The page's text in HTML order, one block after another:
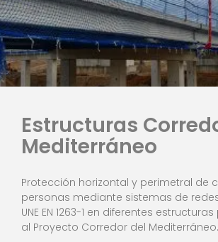
Estructuras
Mediterráneo
Protección horizontal y perimetral de
personas mediante sistemas de
UNE EN 1263-1 en diferentes
al Proyecto Corredor del Mediterráneo.